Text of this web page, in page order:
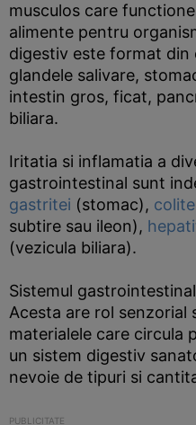
musculos care
alimente pentru
digestiv este format din
glandele salivare,
intestin gros, ficat,
biliara.
Iritatia si inflamatia a
gastrointestinal sunt
gastritei (stomac),
subtire sau ileon),
(vezicula biliara).
Sistemul
Acesta are rol senzorial
materialele care circula
un sistem digestiv
nevoie de tipuri si